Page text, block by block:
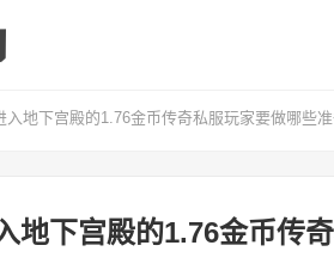
入地下宫殿的1.76金币传奇私服玩家要做哪些准
地下宫殿的1.76金币传